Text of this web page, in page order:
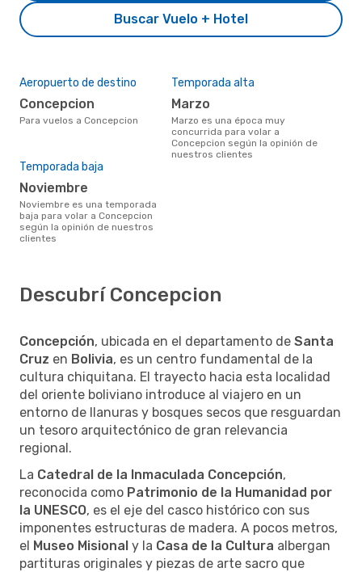
Buscar Vuelo + Hotel
Aeropuerto de destino
Concepcion
Para vuelos a Concepcion
Temporada alta
marzo
marzo es una época muy
concurrida para volar a
Concepcion según la opinión de
nuestros clientes
Temporada baja
noviembre
noviembre es una temporada
baja para volar a Concepcion
según la opinión de nuestros
clientes
Descubrí Concepcion
Concepción, ubicada en el departamento de Santa
Cruz en Bolivia, es un centro fundamental de la
cultura chiquitana. El trayecto hacia esta localidad
del oriente boliviano introduce al viajero en un
entorno de llanuras y bosques secos que resguardan
un tesoro arquitectónico de gran relevancia
regional.
La Catedral de la Inmaculada Concepción,
reconocida como Patrimonio de la Humanidad por
la UNESCO, es el eje del casco histórico con sus
imponentes estructuras de madera. A pocos metros,
el Museo Misional y la Casa de la Cultura albergan
partituras originales y piezas de arte sacro que